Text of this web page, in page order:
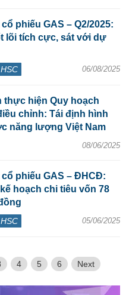
phiếu GAS – Q2/2025:
lõi tích cực, sát với dự
06/08/2025
thực hiện Quy hoạch
chỉnh: Tái định hình
năng lượng Việt Nam
08/06/2025
phiếu GAS – ĐHCĐ:
hoạch chi tiêu vốn 78
05/06/2025
4 5 6 Next